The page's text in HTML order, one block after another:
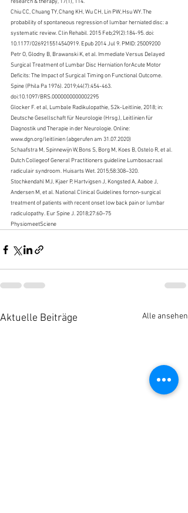
Chiu CC, Chuang TY, Chang KH, Wu CH, Lin PW, Hsu WY. The
probability of spontaneous regression of lumbar herniated disc: a
systematic review. Clin Rehabil. 2015 Feb;29(2):184-95. doi:
10.1177/0269215514540919. Epub 2014 Jul 9. PMID: 25009200
Petr O, Glodny B, Brawanski K, et al. Immediate Versus Delayed
Surgical Treatment of Lumbar Disc Herniation forAcute Motor
Deficits: The Impact of Surgical Timing on Functional Outcome.
Spine (Phila Pa 1976). 2019;44(7):454-463.
doi:10.1097/BRS.0000000000002295
Glocker F. et al, Lumbale Radikulopathie, S2k-Leitlinie, 2018; in:
Deutsche Gesellschaft für Neurologie (Hrsg.), Leitlinien für
Diagnostik und Therapie in der Neurologie. Online:
www.dgn.org/leitlinien (abgerufen am 31.07.2020)
Schaafstra M, Spinnewijn W, Bons S, Borg M, Koes B, Ostelo R, et al.
Dutch Collegeof General Practitioners guideline Lumbosacraal
radiculair syndroom. Huisarts Wet. 2015;58:308–320.
Stochkendahl MJ, Kjaer P, Hartvigsen J, Kongsted A, Aaboe J,
Andersen M, et al. National Clinical Guidelines fornon-surgical
treatment of patients with recent onset low back pain or lumbar
radiculopathy. Eur Spine J. 2018;27:60–75
PhysiomeetSciene
Aktuelle Beiträge Alle ansehen